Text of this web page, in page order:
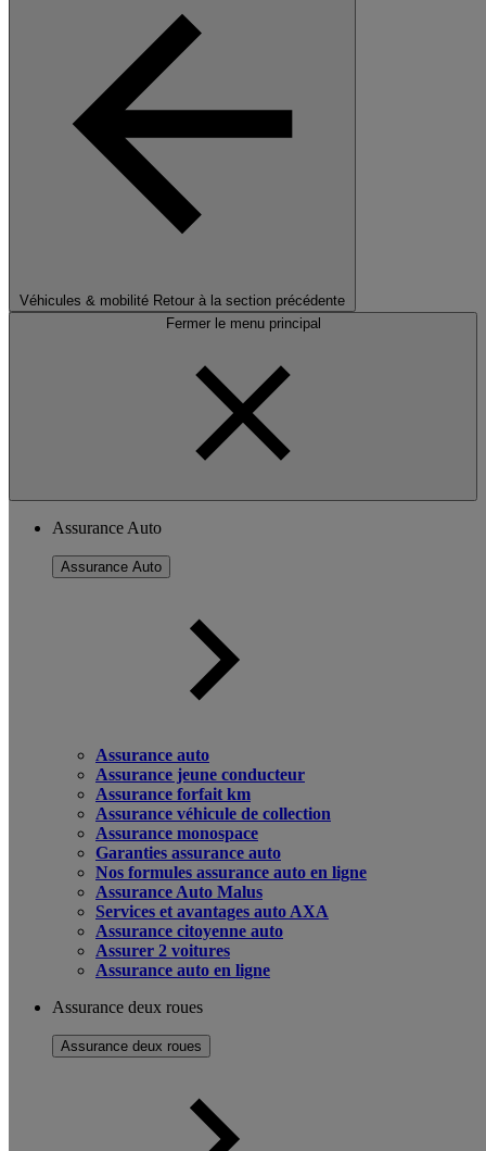
Véhicules & mobilité Retour à la section précédente
Fermer le menu principal
Assurance Auto
Assurance Auto
Assurance auto
Assurance jeune conducteur
Assurance forfait km
Assurance véhicule de collection
Assurance monospace
Garanties assurance auto
Nos formules assurance auto en ligne
Assurance Auto Malus
Services et avantages auto AXA
Assurance citoyenne auto
Assurer 2 voitures
Assurance auto en ligne
Assurance deux roues
Assurance deux roues